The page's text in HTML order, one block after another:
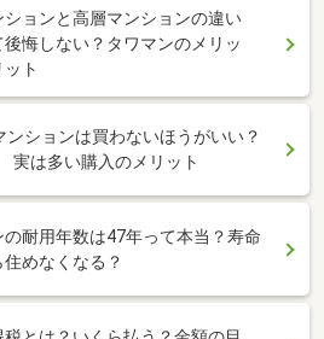
ションと高層マンションの違い
後悔しない？タワマンのメリッ
ット
ンションは買わないほうがいい？
は多い購入のメリット
の耐用年数は47年って本当？寿命
めなくなる？